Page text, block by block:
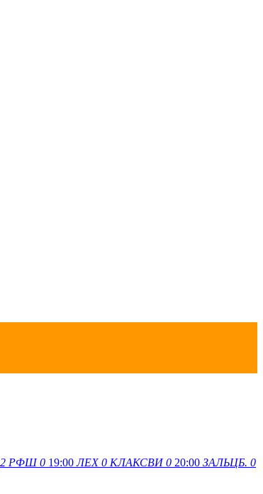
2 РФШ 0 19:00 ЛЕХ 0 КЛАКСВИ 0 20:00 ЗАЛЬЦБ. 0